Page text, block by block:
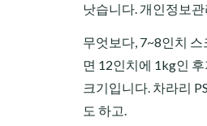
낫습니다. 개인정보
무엇보다, 7~8인치
면 12인치에 1kg인
크기입니다. 차라리
도 하고.